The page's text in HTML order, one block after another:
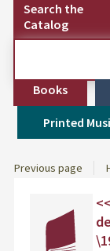
Search the
Catalog
Books
Printed
Previous page